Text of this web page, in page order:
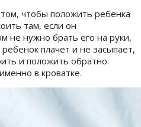
чтобы положить ребенка
там, если он
не нужно брать его на руки,
плачет и не засыпает,
и положить обратно.
в кроватке.